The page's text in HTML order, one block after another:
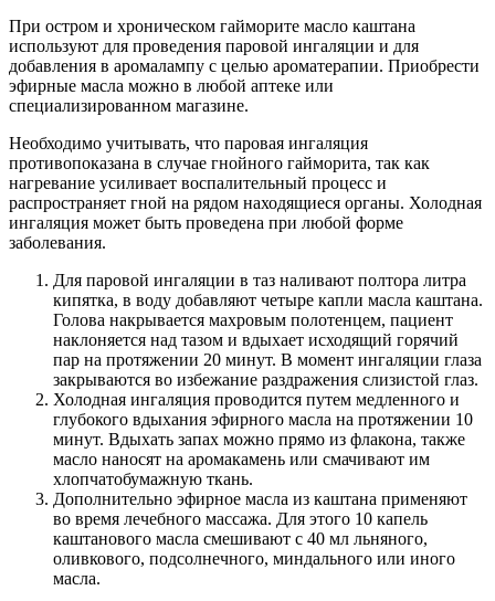
При остром и хроническом гайморите масло каштана
используют для проведения паровой ингаляции и для
добавления в аромалампу с целью ароматерапии. Приобрести
эфирные масла можно в любой аптеке или
специализированном магазине.
Необходимо учитывать, что паровая ингаляция
противопоказана в случае гнойного гайморита, так как
нагревание усиливает воспалительный процесс и
распространяет гной на рядом находящиеся органы. Холодная
ингаляция может быть проведена при любой форме
заболевания.
Для паровой ингаляции в таз наливают полтора литра
кипятка, в воду добавляют четыре капли масла каштана.
Голова накрывается махровым полотенцем, пациент
наклоняется над тазом и вдыхает исходящий горячий
пар на протяжении 20 минут. В момент ингаляции глаза
закрываются во избежание раздражения слизистой глаз.
Холодная ингаляция проводится путем медленного и
глубокого вдыхания эфирного масла на протяжении 10
минут. Вдыхать запах можно прямо из флакона, также
масло наносят на аромакамень или смачивают им
хлопчатобумажную ткань.
Дополнительно эфирное масла из каштана применяют
во время лечебного массажа. Для этого 10 капель
каштанового масла смешивают с 40 мл льняного,
оливкового, подсолнечного, миндального или иного
масла.